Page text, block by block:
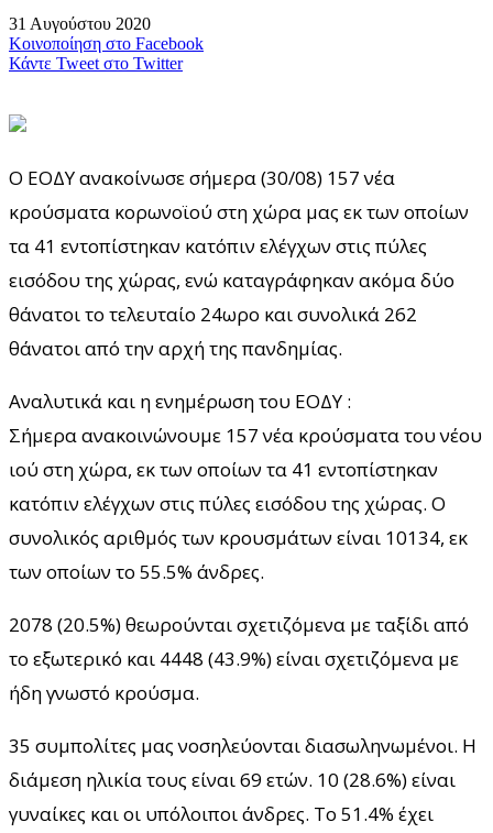
31 Αυγούστου 2020
Κοινοποίηση στο Facebook
Κάντε Tweet στο Twitter
Ο ΕΟΔΥ ανακοίνωσε σήμερα (30/08) 157 νέα
κρούσματα κορωνοϊού στη χώρα μας εκ των οποίων
τα 41 εντοπίστηκαν κατόπιν ελέγχων στις πύλες
εισόδου της χώρας, ενώ καταγράφηκαν ακόμα δύο
θάνατοι το τελευταίο 24ωρο και συνολικά 262
θάνατοι από την αρχή της πανδημίας.
Αναλυτικά και η ενημέρωση του ΕΟΔΥ :
Σήμερα ανακοινώνουμε 157 νέα κρούσματα του νέου
ιού στη χώρα, εκ των οποίων τα 41 εντοπίστηκαν
κατόπιν ελέγχων στις πύλες εισόδου της χώρας. Ο
συνολικός αριθμός των κρουσμάτων είναι 10134, εκ
των οποίων το 55.5% άνδρες.
2078 (20.5%) θεωρούνται σχετιζόμενα με ταξίδι από
το εξωτερικό και 4448 (43.9%) είναι σχετιζόμενα με
ήδη γνωστό κρούσμα.
35 συμπολίτες μας νοσηλεύονται διασωληνωμένοι. Η
διάμεση ηλικία τους είναι 69 ετών. 10 (28.6%) είναι
γυναίκες και οι υπόλοιποι άνδρες. To 51.4% έχει